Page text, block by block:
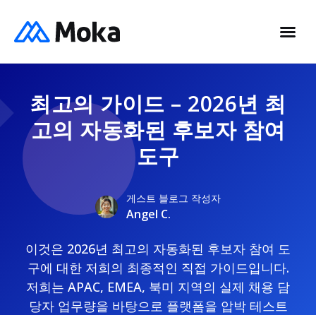
최고의 가이드 – 2026년 최
고의 자동화된 후보자 참여
도구
게스트 블로그 작성자
Angel C.
이것은 2026년 최고의 자동화된 후보자 참여 도
구에 대한 저희의 최종적인 직접 가이드입니다.
저희는 APAC, EMEA, 북미 지역의 실제 채용 담
당자 업무량을 바탕으로 플랫폼을 압박 테스트